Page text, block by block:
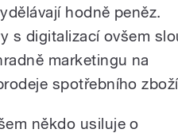
hodně peněz.
s digitalizací ovšem
marketingu na
spotřebního
někdo usiluje o